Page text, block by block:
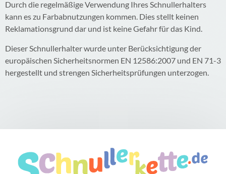
Durch die regelmäßige Verwendung Ihres Schnullerhalters
kann es zu Farbabnutzungen kommen. Dies stellt keinen
Reklamationsgrund dar und ist keine Gefahr für das Kind.
Dieser Schnullerhalter wurde unter Berücksichtigung der
europäischen Sicherheitsnormen EN 12586:2007 und EN 71-3
hergestellt und strengen Sicherheitsprüfungen unterzogen.